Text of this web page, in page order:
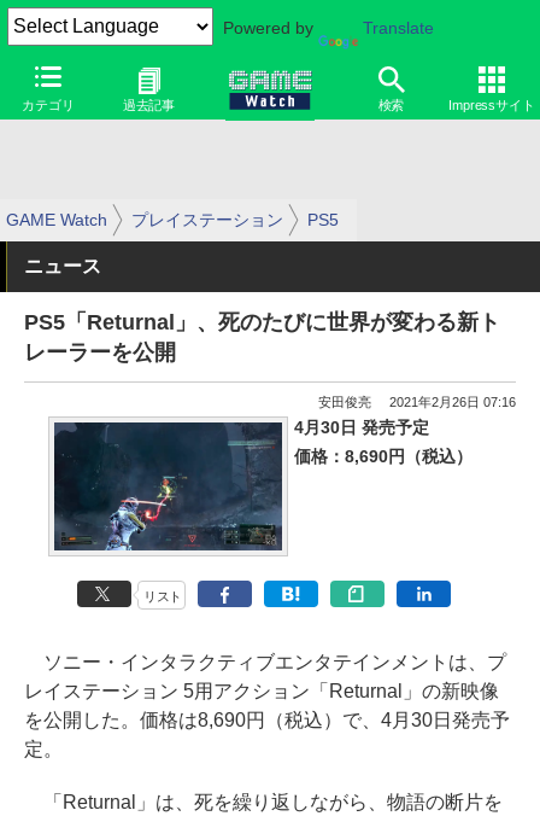
Powered by Translate
カテゴリ 過去記事 検索 Impressサイト
GAME Watch プレイステーション PS5
ニュース
PS5「Returnal」、死のたびに世界が変わる新ト
レーラーを公開
安田俊亮 2021年2月26日 07:16
4月30日 発売予定
価格：8,690円（税込）
リスト
ソニー・インタラクティブエンタテインメントは、プ
レイステーション 5用アクション「Returnal」の新映像
を公開した。価格は8,690円（税込）で、4月30日発売予
定。
「Returnal」は、死を繰り返しながら、物語の断片を